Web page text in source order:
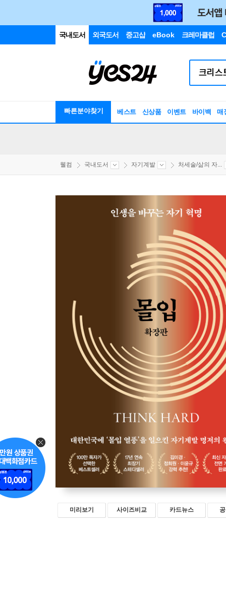
국내도서 외국도서 중고샵 eBook 크레마클럽
빠른분야찾기 베스트 신상품 이벤트 바이백 매
웰컴 국내도서 자기계발 처세술/삶의 자...
미리보기 사이즈비교 카드뉴스